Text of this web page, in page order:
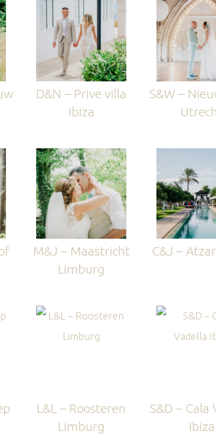
D&N – Prive villa
Ibiza
S&W –
M&J – Maastricht
Limburg
C&J –
L&L – Roosteren
Limburg
S&D – Cala
Ibiza